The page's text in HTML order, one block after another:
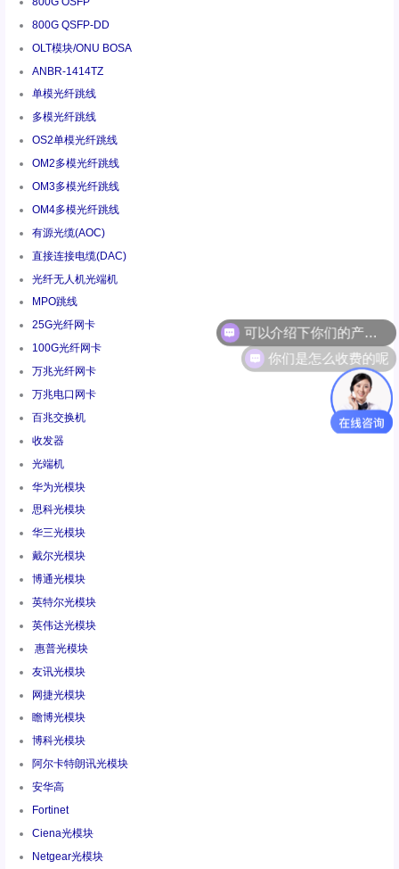
800G QSFP-DD
OLT模块/ONU BOSA
ANBR-1414TZ
单模光纤跳线
多模光纤跳线
OS2单模光纤跳线
OM2多模光纤跳线
OM3多模光纤跳线
OM4多模光纤跳线
有源光缆(AOC)
直接连接电缆(DAC)
光纤无人机光端机
MPO跳线
25G光纤网卡
100G光纤网卡
万兆光纤网卡
万兆电口网卡
百兆交换机
收发器
光端机
华为光模块
思科光模块
华三光模块
戴尔光模块
博通光模块
英特尔光模块
英伟达光模块
惠普光模块
友讯光模块
网捷光模块
瞻博光模块
博科光模块
阿尔卡特朗讯光模块
安华高
Fortinet
Ciena光模块
Netgear光模块
你们是怎么收费的呢